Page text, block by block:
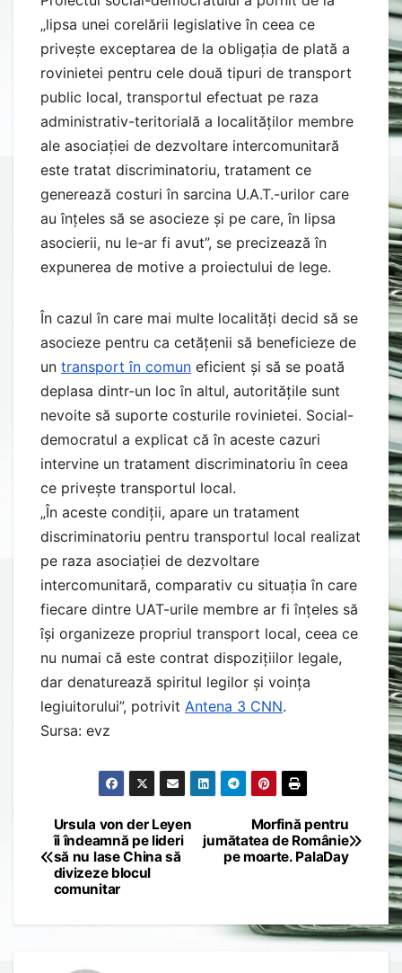
„lipsa unei corelării legislative în ceea ce
privește exceptarea de la obligația de plată a
rovinietei pentru cele două tipuri de transport
public local, transportul efectuat pe raza
administrativ-teritorială a localităților membre
ale asociației de dezvoltare intercomunitară
este tratat discriminatoriu, tratament ce
generează costuri în sarcina U.A.T.-urilor care
au înțeles să se asocieze și pe care, în lipsa
asocierii, nu le-ar fi avut”, se precizează în
expunerea de motive a proiectului de lege.
În cazul în care mai multe localități decid să se
asocieze pentru ca cetățenii să beneficieze de
un transport în comun eficient și să se poată
deplasa dintr-un loc în altul, autoritățile sunt
nevoite să suporte costurile rovinietei. Social-
democratul a explicat că în aceste cazuri
intervine un tratament discriminatoriu în ceea
ce privește transportul local.
„În aceste condiții, apare un tratament
discriminatoriu pentru transportul local realizat
pe raza asociației de dezvoltare
intercomunitară, comparativ cu situația în care
fiecare dintre UAT-urile membre ar fi înțeles să
îşi organizeze propriul transport local, ceea ce
nu numai că este contrat dispozițiilor legale,
dar denaturează spiritul legilor și voința
legiuitorului”, potrivit Antena 3 CNN.
Sursa: evz
Post
navigation
Morfină pentru
jumătatea de Românie
pe moarte. PalaDay
Ursula von der Leyen
îi îndeamnă pe lideri
să nu lase China să
divizeze blocul
comunitar